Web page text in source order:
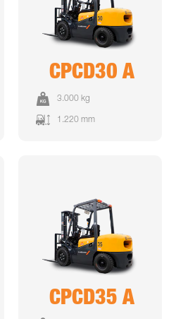
CPCD30 A
3.000 kg
1.220 mm
CPCD35 A